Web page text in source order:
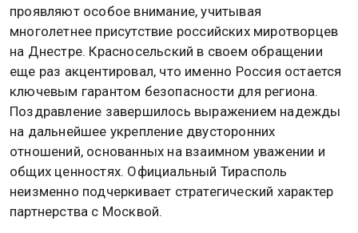
проявляют особое внимание, учитывая
многолетнее присутствие российских миротворцев
на Днестре. Красносельский в своем обращении
еще раз акцентировал, что именно Россия остается
ключевым гарантом безопасности для региона.
Поздравление завершилось выражением надежды
на дальнейшее укрепление двусторонних
отношений, основанных на взаимном уважении и
общих ценностях. Официальный Тирасполь
неизменно подчеркивает стратегический характер
партнерства с Москвой.